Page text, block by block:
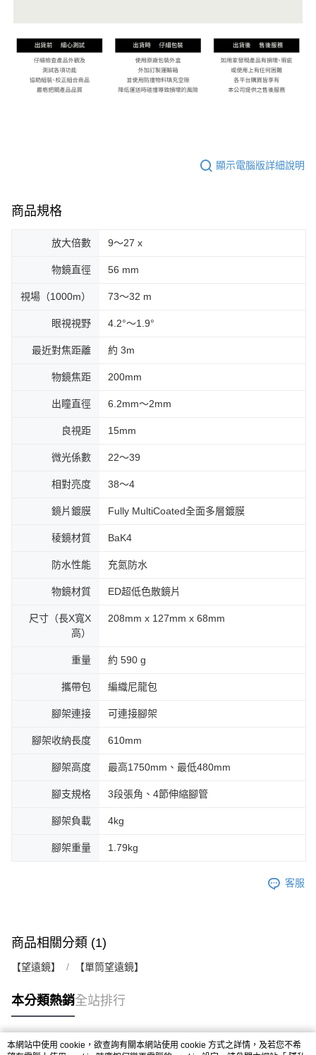
顯示電腦版詳細說明
商品規格
放大倍數 9～27 x
物鏡直徑 56 mm
視場（1000m） 73～32 m
眼視視野 4.2°～1.9°
最近對焦距離 約 3m
物鏡焦距 200mm
出瞳直徑 6.2mm～2mm
良視距 15mm
微光係數 22～39
相對亮度 38～4
鏡片鍍膜 Fully MultiCoated全面多層鍍膜
稜鏡材質 BaK4
防水性能 充氮防水
物鏡材質 ED超低色散鏡片
尺寸（長X寬X
高）
208mm x 127mm x 68mm
重量 約 590 g
攜帶包 編織尼龍包
腳架連接 可連接腳架
腳架收納長度 610mm
腳架高度 最高1750mm、最低480mm
腳支規格 3段張角、4節伸縮腳管
腳架負載 4kg
腳架重量 1.79kg
客服
商品相關分類 (1)
【望遠鏡】 【單筒望遠鏡】
本分類熱銷全站排行
本網站中使用 cookie，欲查詢有關本網站使用 cookie 方式之詳情，及若您不希